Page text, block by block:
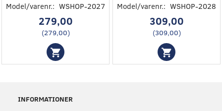
Model/varenr.: WSHOP-2027
279,00
(279,00)
Model/varenr.: WSHOP-2028
309,00
(309,00)
INFORMATIONER